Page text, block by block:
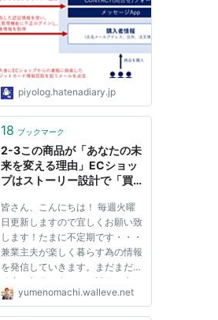
piyolog.hatenadiary.jp
18 ブックマーク
2-3この商品が「あなたの未
来を変える理由」ECショッ
プはストーリー設計で「買う
皆さん、こんにちは！ 毎週火曜
日更新しますので宜しくお願い致
します！たまに不定期です・・・
兼業主夫が楽しく暮らす為の情報
を発信していきます。まだまだ不
確定な部分は多いが、計画を立て
てPDCAを回していきます！ この
yumenomachi.walleve.net